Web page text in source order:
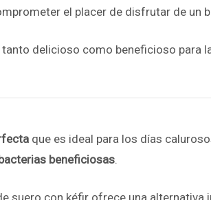
el placer de disfrutar de un
delicioso como beneficioso para
que es ideal para los días
beneficiosas.
suero con kéfir ofrece una alternativa